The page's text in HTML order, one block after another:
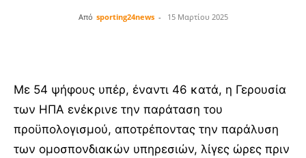
Από sporting24news - 15 Μαρτίου 2025
Με 54 ψήφους υπέρ, έναντι 46 κατά, η Γερουσία
των ΗΠΑ ενέκρινε την παράταση του
προϋπολογισμού, αποτρέποντας την παράλυση
των ομοσπονδιακών υπηρεσιών, λίγες ώρες πριν